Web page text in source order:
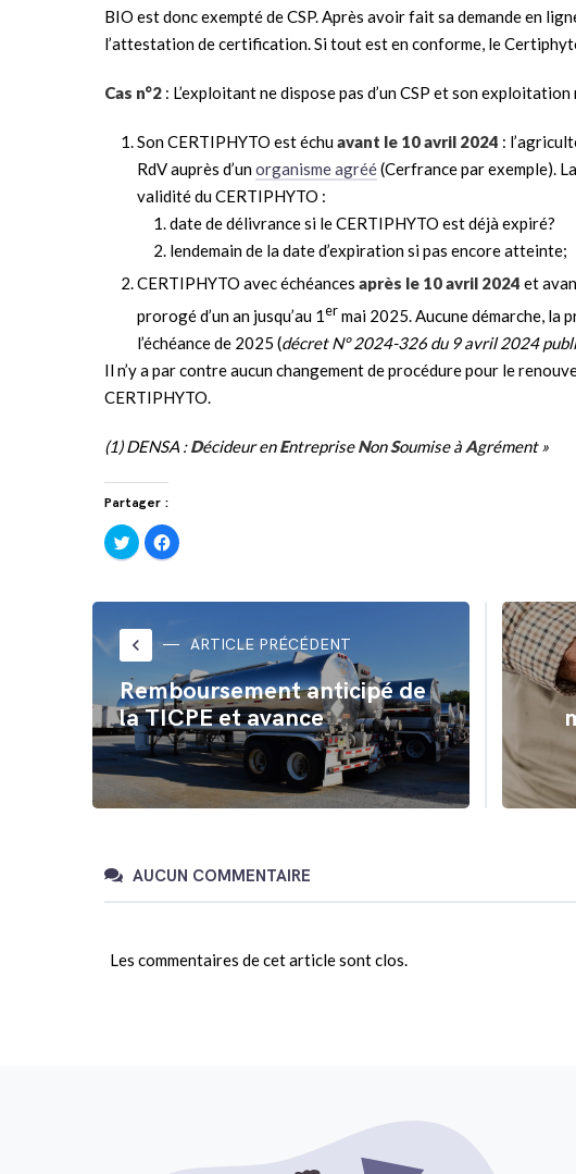
BIO est donc exempté de CSP. Après avoir fait sa demande en
l’attestation de certification. Si tout est en conforme, le
Cas n°2 : L’exploitant ne dispose pas d’un CSP et son exploitation
Son CERTIPHYTO est échuavant le 10 avril 2024 :
RdV auprès d’unorganisme agréé(Cerfrance par exemple).
validité du CERTIPHYTO :
date de délivrance si le CERTIPHYTO est déjà expiré?
lendemain de la date d’expiration si pas encore atteinte;
CERTIPHYTO avec échéances après le 10 avril 2024 et
prorogé d’un an jusqu’au 1er mai 2025. Aucune démarche, la
l’échéance de 2025 (décret N° 2024-326 du 9 avril 2024
Il n’y a par contre aucun changement de procédure pour le
CERTIPHYTO.
(1) DENSA :Décideur enEntrepriseNonSoumise à Agrément »
Partager :
Cliquez
pour
partager
dans
nouvelle
fenêtre)
Cliquez
pour
partager
dans
fenêtre)
keyboard_arrow_left ARTICLE PRÉCÉDENT
Remboursement anticipé de
la TICPE et avance
AUCUN COMMENTAIRE
Les commentaires de cet article sont clos.